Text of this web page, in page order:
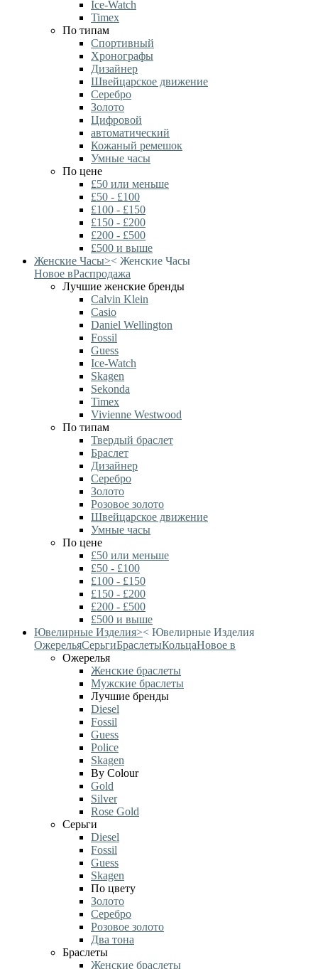
Ice-Watch
Timex
По типам
Спортивный
Хронографы
Дизайнер
Швейцарское движение
Серебро
Золото
Цифровой
автоматический
Кожаный ремешок
Умные часы
По цене
£50 или меньше
£50 - £100
£100 - £150
£150 - £200
£200 - £500
£500 и выше
Женские Часы>< Женские Часы
Новое вРаспродажа
Лучшие женские бренды
Calvin Klein
Casio
Daniel Wellington
Fossil
Guess
Ice-Watch
Skagen
Sekonda
Timex
Vivienne Westwood
По типам
Твердый браслет
Браслет
Дизайнер
Серебро
Золото
Розовое золото
Швейцарское движение
Умные часы
По цене
£50 или меньше
£50 - £100
£100 - £150
£150 - £200
£200 - £500
£500 и выше
Ювелирные Изделия>< Ювелирные Изделия
ОжерельяСерьгиБраслетыКольцаНовое в
Ожерелья
Женские браслеты
Мужские браслеты
Лучшие бренды
Diesel
Fossil
Guess
Police
Skagen
By Colour
Gold
Silver
Rose Gold
Серьги
Diesel
Fossil
Guess
Skagen
По цвету
Золото
Серебро
Розовое золото
Два тона
Браслеты
Женские браслеты